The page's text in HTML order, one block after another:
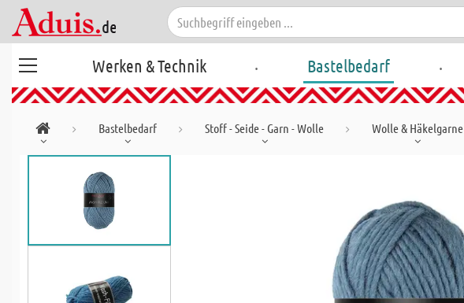
Werken & Technik . Bastelbedarf .
Bastelbedarf Stoff - Seide - Garn - Wolle Wolle & Häkelgarne